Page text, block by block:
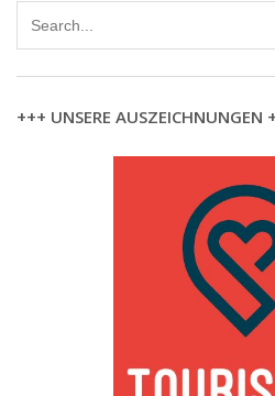
+++ UNSERE AUSZEICHNUNGEN